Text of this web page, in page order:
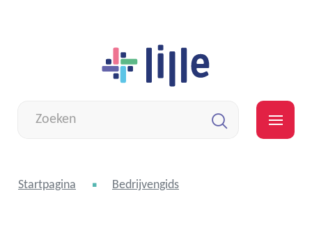
inhoud
zoek
Startpagina Bedrijvengids